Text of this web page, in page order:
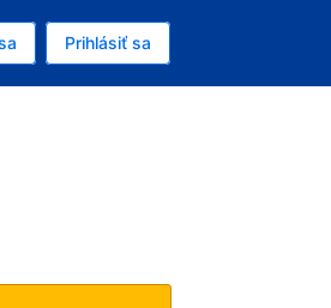
Prihlásiť sa